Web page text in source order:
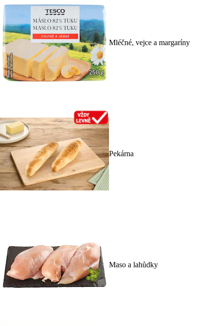
Mléčné, vejce a margaríny
Pekárna
Maso a lahůdky